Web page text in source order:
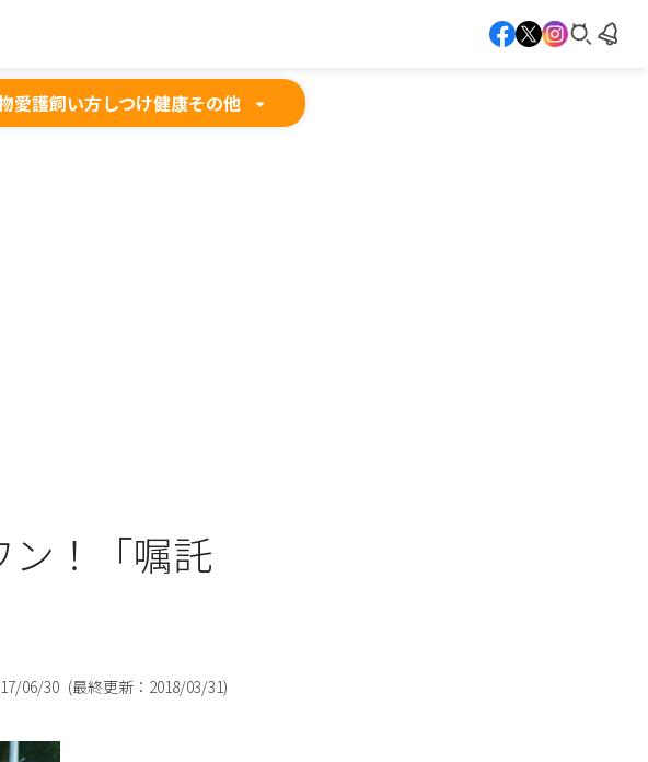
愛護飼い方しつけ健康その他
ン！「嘱託
06/30 (最終更新： 2018/03/31)